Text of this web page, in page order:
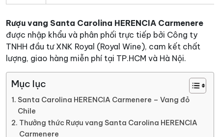
Rượu vang Santa Carolina HERENCIA Carmenere
được nhập khẩu và phân phối trực tiếp bởi Công ty
TNHH đầu tư XNK Royal (Royal Wine), cam kết chất
lượng, giao hàng miễn phí tại TP.HCM và Hà Nội.
Mục lục
Santa Carolina HERENCIA Carmenere – Vang đỏ
Chile
Thưởng thức Rượu vang Santa Carolina HERENCIA
Carmenere